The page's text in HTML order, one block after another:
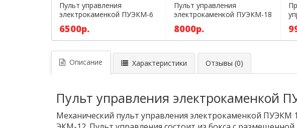
Пульт управления
электрокаменкой ПУЭКМ-6
6500р.
Пульт управления
электрокаменкой ПУЭКМ-18
8000р.
Описание Характеристики Отзывы (0)
Пульт управления электрокаменкой
Механический пульт управления электрокаменкой ПУЭКМ